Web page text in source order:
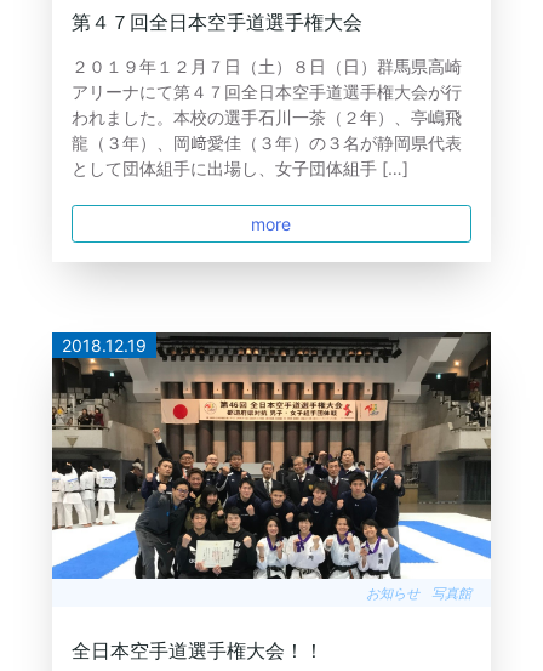
第４７回全日本空手道選手権大会
２０１９年１２月７日（土）８日（日）群馬県高崎
アリーナにて第４７回全日本空手道選手権大会が行
われました。本校の選手石川一茶（２年）、亭嶋飛
龍（３年）、岡﨑愛佳（３年）の３名が静岡県代表
として団体組手に出場し、女子団体組手 […]
more
2018.12.19
お知らせ 写真館
全日本空手道選手権大会！！